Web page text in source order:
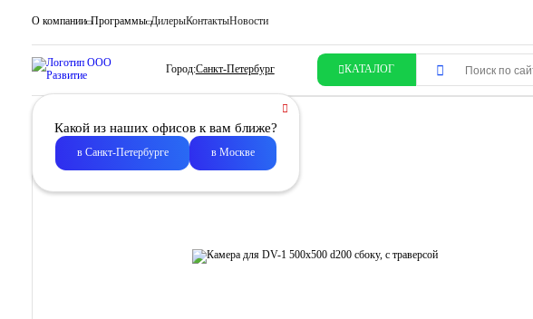
О компании Программы ДилерыКонтактыНовости
Город:Санкт-Петербург КАТАЛОГ
Какой из наших офисов к вам ближе?
в Санкт-Петербурге в Москве